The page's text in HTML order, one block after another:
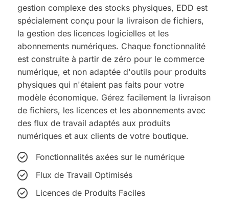
gestion complexe des stocks physiques, EDD est
spécialement conçu pour la livraison de fichiers,
la gestion des licences logicielles et les
abonnements numériques. Chaque fonctionnalité
est construite à partir de zéro pour le commerce
numérique, et non adaptée d'outils pour produits
physiques qui n'étaient pas faits pour votre
modèle économique. Gérez facilement la livraison
de fichiers, les licences et les abonnements avec
des flux de travail adaptés aux produits
numériques et aux clients de votre boutique.
Fonctionnalités axées sur le numérique
Flux de Travail Optimisés
Licences de Produits Faciles